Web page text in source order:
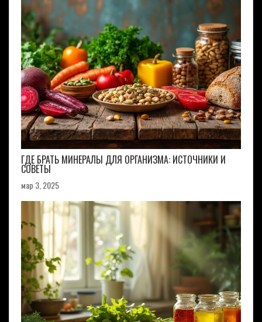
ГДЕ БРАТЬ МИНЕРАЛЫ ДЛЯ ОРГАНИЗМА: ИСТОЧНИКИ И
СОВЕТЫ
мар 3, 2025